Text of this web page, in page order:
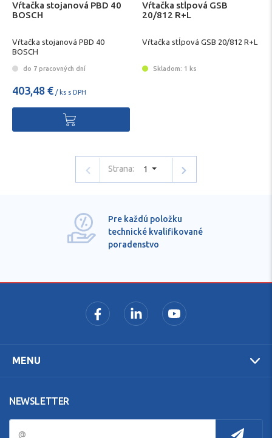
Vŕtačka stojanová PBD 40
BOSCH
Vŕtačka stojanová PBD 40
BOSCH
do 7 pracovných dní
403,48 € / ks s DPH
Vŕtačka stĺpová GSB
20/812 R+L
Vŕtačka stĺpová GSB 20/812 R+L
Skladom: 1 ks
Strana: 1
Pre každú položku
technické kvalifikované
poradenstvo
MENU
NEWSLETTER